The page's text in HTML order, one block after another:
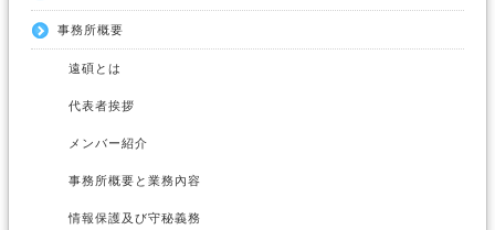
事務所概要
遠碩とは
代表者挨拶
メンバー紹介
事務所概要と業務內容
情報保護及び守秘義務